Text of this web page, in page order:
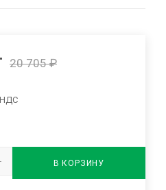
20 705₽
НДС
В КОРЗИНУ